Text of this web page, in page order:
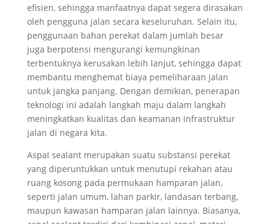
efisien, sehingga manfaatnya dapat segera dirasakan
oleh pengguna jalan secara keseluruhan. Selain itu,
penggunaan bahan perekat dalam jumlah besar
juga berpotensi mengurangi kemungkinan
terbentuknya kerusakan lebih lanjut, sehingga dapat
membantu menghemat biaya pemeliharaan jalan
untuk jangka panjang. Dengan demikian, penerapan
teknologi ini adalah langkah maju dalam langkah
meningkatkan kualitas dan keamanan infrastruktur
jalan di negara kita.
Aspal sealant merupakan suatu substansi perekat
yang diperuntukkan untuk menutupi rekahan atau
ruang kosong pada permukaan hamparan jalan,
seperti jalan umum, lahan parkir, landasan terbang,
maupun kawasan hamparan jalan lainnya. Biasanya,